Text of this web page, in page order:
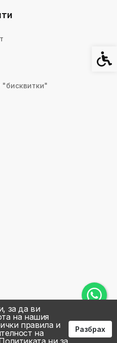
за да ви
на нашия
правила и
на
ни за
Разбрах
"бисквитки"